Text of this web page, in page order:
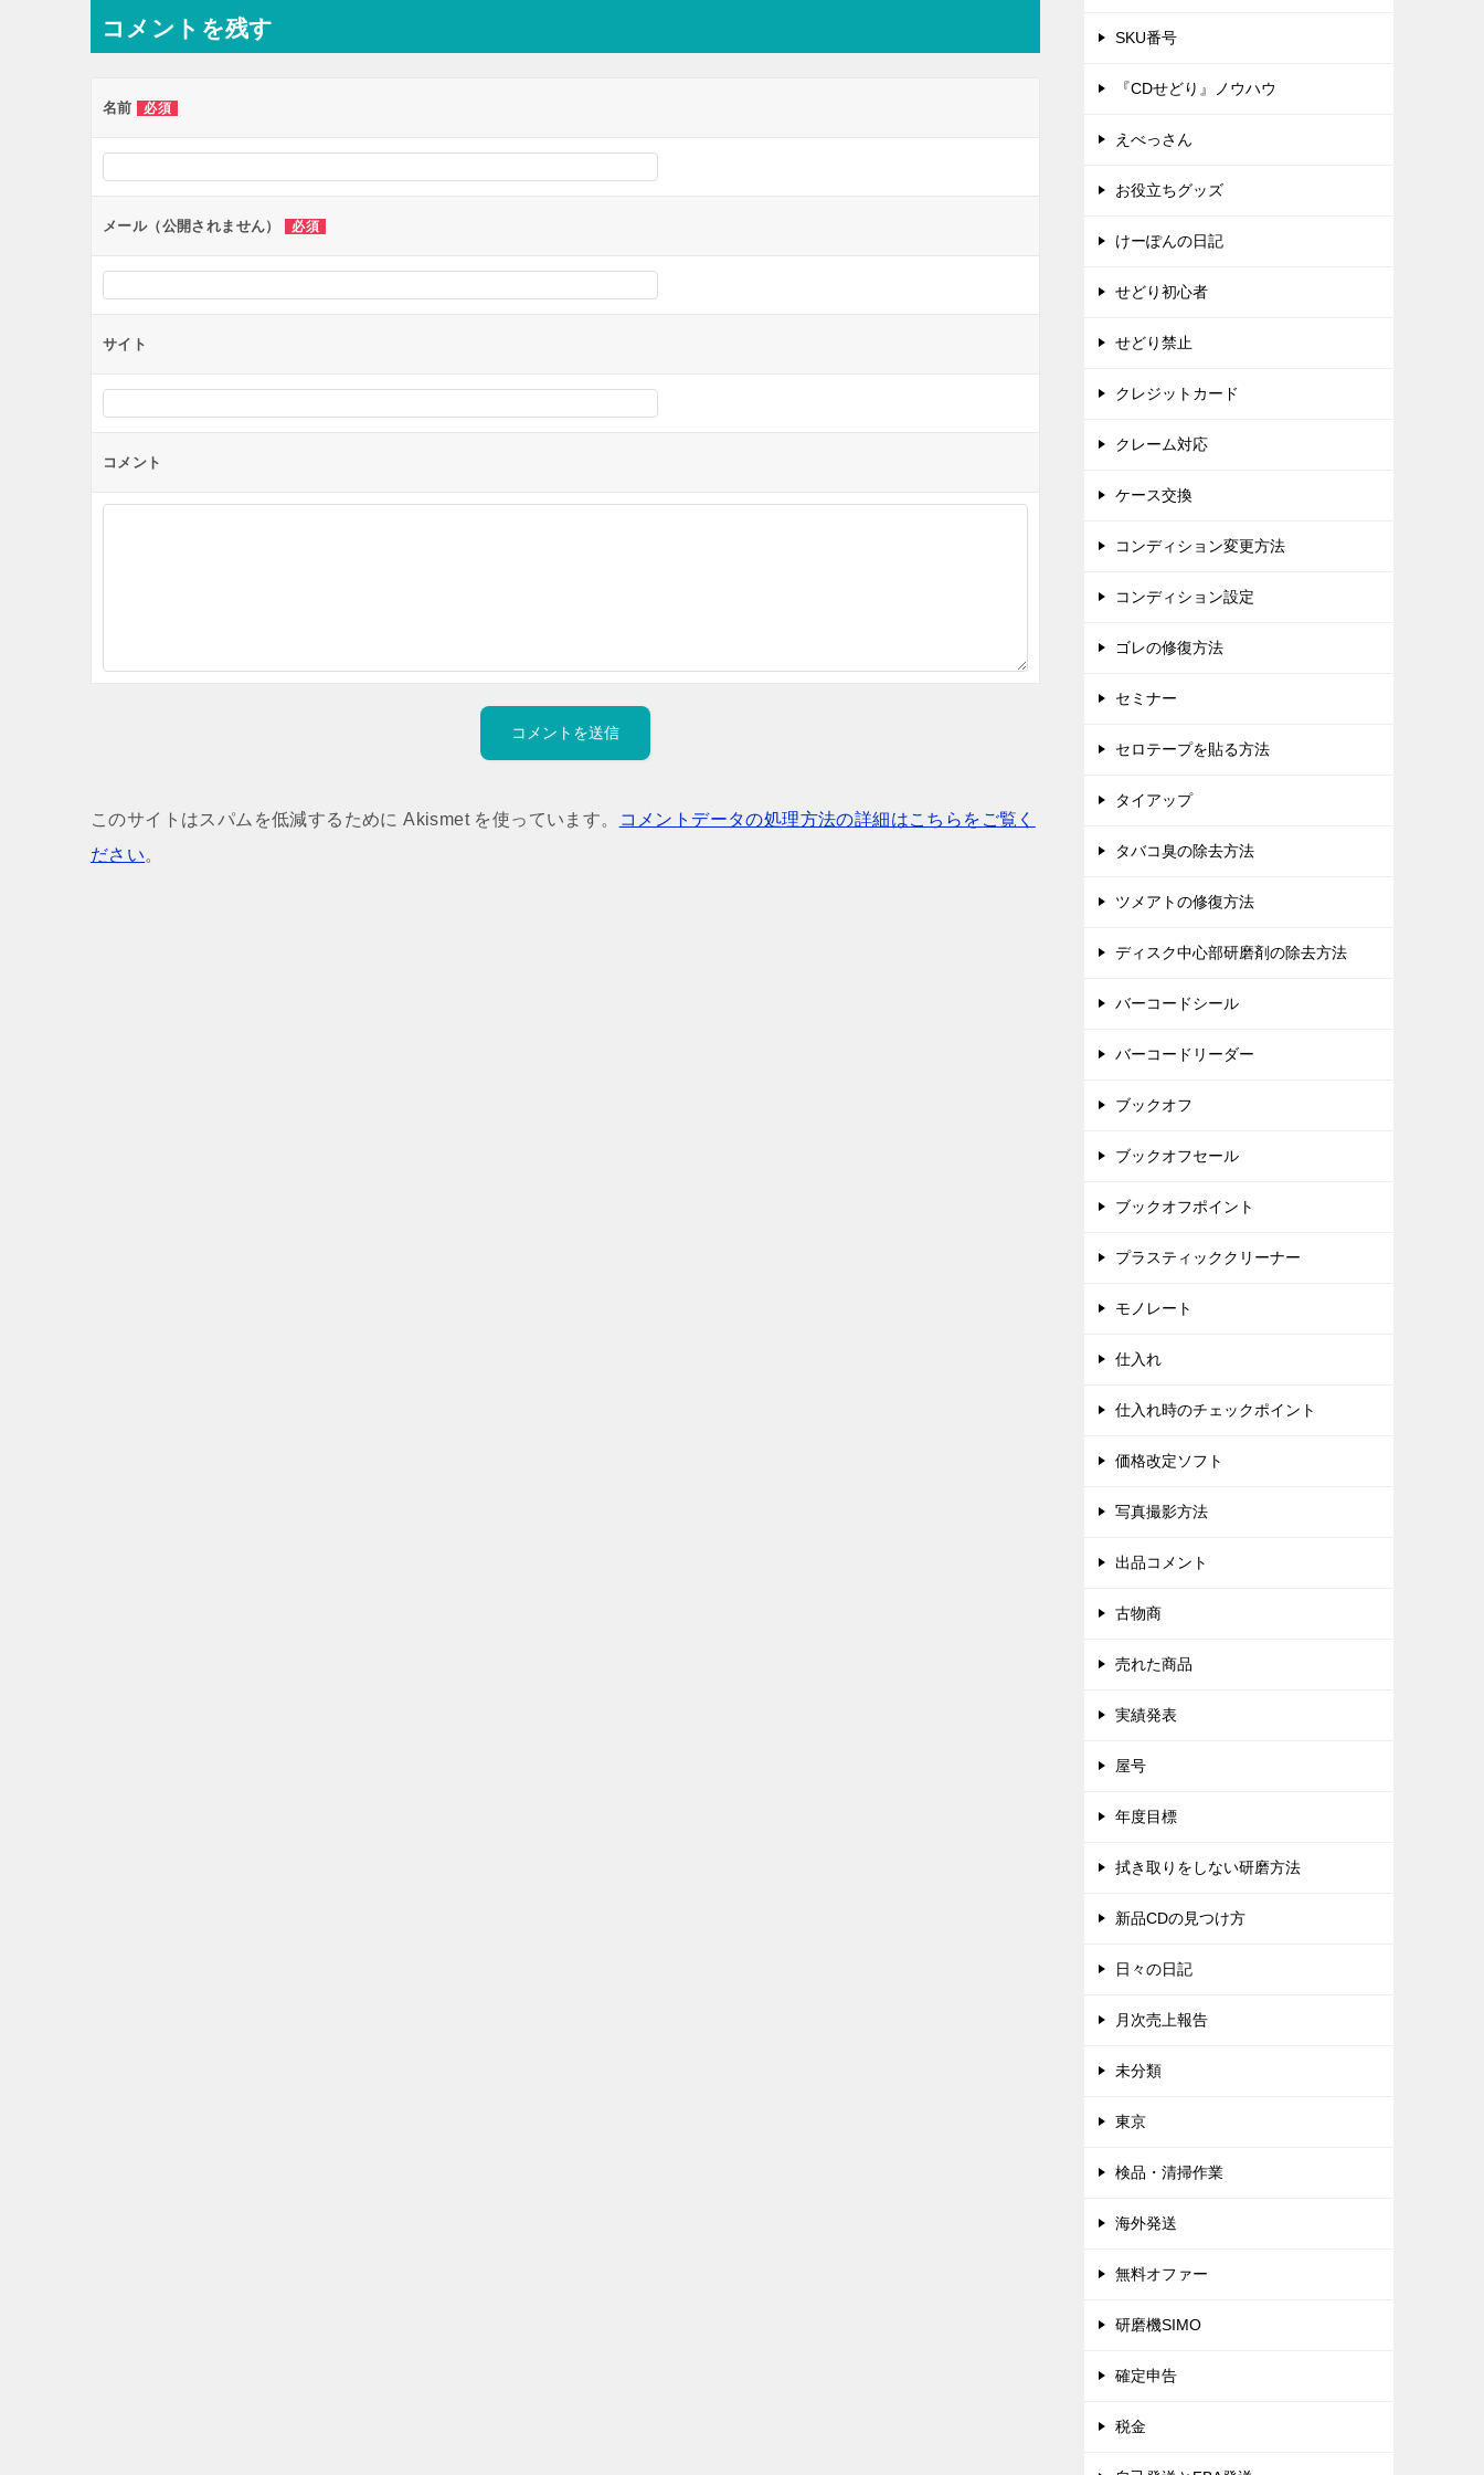
ビ
ー
ョ
ン
コメントを残す
名前 必須
メール（公開されません） 必須
サイト
コメント
このサイトはスパムを低減するために Akismet を使っています。
コメントデータの処理方法の詳細はこちらをご覧く
ださい。
SKU番号
『CDせどり』ノウハウ
えべっさん
お役立ちグッズ
けーぽんの日記
せどり初心者
せどり禁止
クレジットカード
クレーム対応
ケース交換
コンディション変更方法
コンディション設定
ゴレの修復方法
セミナー
セロテープを貼る方法
タイアップ
タバコ臭の除去方法
ツメアトの修復方法
ディスク中心部研磨剤の除去方法
バーコードシール
バーコードリーダー
ブックオフ
ブックオフセール
ブックオフポイント
プラスティッククリーナー
モノレート
仕入れ
仕入れ時のチェックポイント
価格改定ソフト
写真撮影方法
出品コメント
古物商
売れた商品
実績発表
屋号
年度目標
拭き取りをしない研磨方法
新品CDの見つけ方
日々の日記
月次売上報告
未分類
東京
検品・清掃作業
海外発送
無料オファー
研磨機SIMO
確定申告
税金